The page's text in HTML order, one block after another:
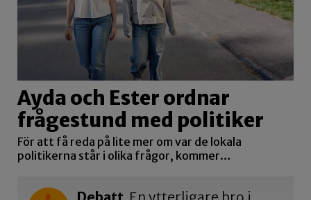
Ayda och Ester ordnar
frågestund med politiker
För att få reda på lite mer om var de lokala
politikerna står i olika frågor, kommer…